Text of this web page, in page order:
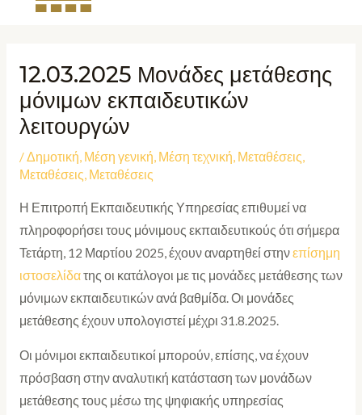
12.03.2025 Μονάδες μετάθεσης
μόνιμων εκπαιδευτικών
λειτουργών
/Δημοτική, Μέση γενική, Μέση τεχνική, Μεταθέσεις,
Μεταθέσεις, Μεταθέσεις
Η Επιτροπή Εκπαιδευτικής Υπηρεσίας επιθυμεί να
πληροφορήσει τους μόνιμους εκπαιδευτικούς ότι σήμερα
Τετάρτη, 12 Μαρτίου 2025, έχουν αναρτηθεί στηνεπίσημη
ιστοσελίδατης οι κατάλογοι με τις μονάδες μετάθεσης των
μόνιμων εκπαιδευτικών ανά βαθμίδα. Οι μονάδες
μετάθεσης έχουν υπολογιστεί μέχρι 31.8.2025.
Οι μόνιμοι εκπαιδευτικοί μπορούν, επίσης, να έχουν
πρόσβαση στην αναλυτική κατάσταση των μονάδων
μετάθεσης τους μέσω της ψηφιακής υπηρεσίας